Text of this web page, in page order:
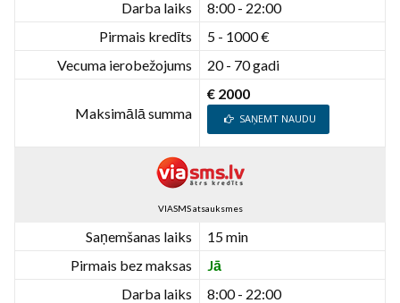
Darba laiks
8:00 - 22:00
Pirmais kredīts
5 - 1000 €
Vecuma ierobežojums
20 - 70 gadi
Maksimālā summa
€ 2000
SAŅEMT NAUDU
VIASMS atsauksmes
Saņemšanas laiks
15 min
Pirmais bez maksas
Jā
Darba laiks
8:00 - 22:00